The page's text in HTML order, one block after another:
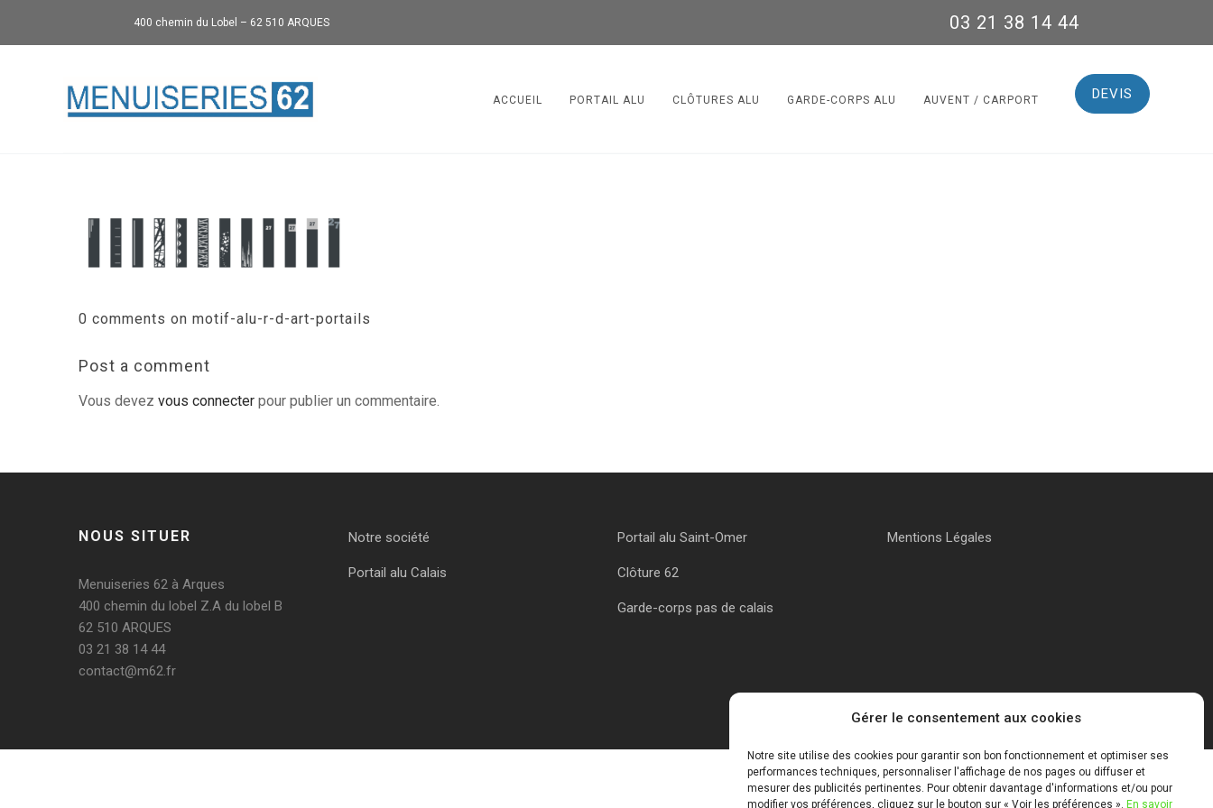
Gérer le consentement aux cookies
Notre site utilise des cookies pour garantir son bon fonctionnement et optimiser ses
performances techniques, personnaliser l'affichage de nos pages ou diffuser et
mesurer des publicités pertinentes. Pour obtenir davantage d'informations et/ou pour
modifier vos préférences, cliquez sur le bouton sur « Voir les préférences ». En savoir
400 chemin du Lobel – 62 510 ARQUES 03 21 38 14 44
DEVIS
ACCUEIL PORTAIL ALU CLÔTURES ALU GARDE-CORPS ALU AUVENT / CARPORT
0 comments on motif-alu-r-d-art-portails
Post a comment
Vous devezvous connecter pour publier un commentaire.
NOUS SITUER
Menuiseries 62 à Arques
400 chemin du lobel Z.A du lobel B
62 510 ARQUES
03 21 38 14 44
contact@m62.fr
Notre société
Portail alu Calais
Portail alu Saint-Omer
Clôture 62
Garde-corps pas de calais
Mentions Légales